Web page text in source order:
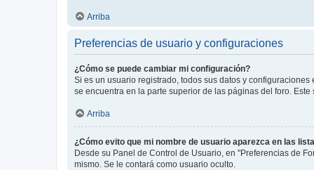
Arriba
Preferencias de usuario y configuraciones
¿Cómo se puede cambiar mi configuración?
Si es un usuario registrado, todos sus datos y
se encuentra en la parte superior de las páginas del foro.
Arriba
¿Cómo evito que mi nombre de usuario aparezca en las
Desde su Panel de Control de Usuario, en "Preferencias de
mismo. Se le contará como usuario oculto.